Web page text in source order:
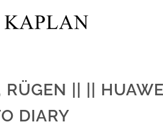
|| ||
DIARY